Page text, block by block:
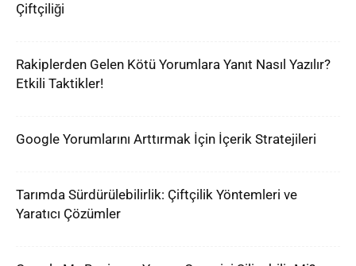
Çiftçiliği
Rakiplerden Gelen Kötü Yorumlara Yanıt Nasıl Yazılır?
Etkili Taktikler!
Google Yorumlarını Arttırmak İçin İçerik Stratejileri
Tarımda Sürdürülebilirlik: Çiftçilik Yöntemleri ve
Yaratıcı Çözümler